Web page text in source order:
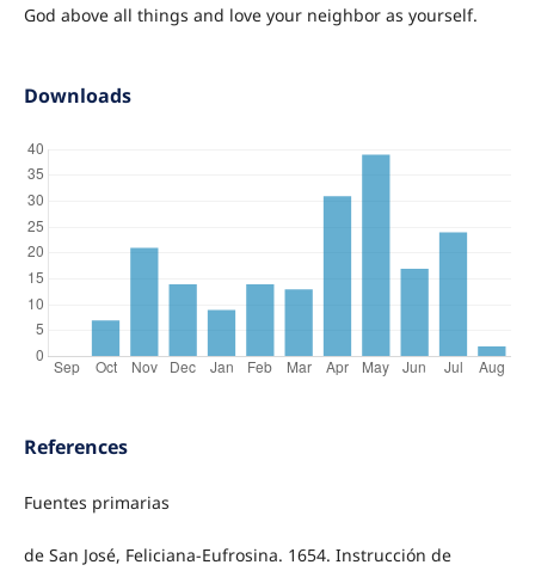
God above all things and love your neighbor as yourself.
Downloads
References
Fuentes primarias
de San José, Feliciana-Eufrosina. 1654. Instrucción de